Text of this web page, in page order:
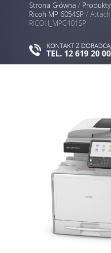
Strona Główna / Produkty
Ricoh MP 6054SP /
RICOH_MPC401SP